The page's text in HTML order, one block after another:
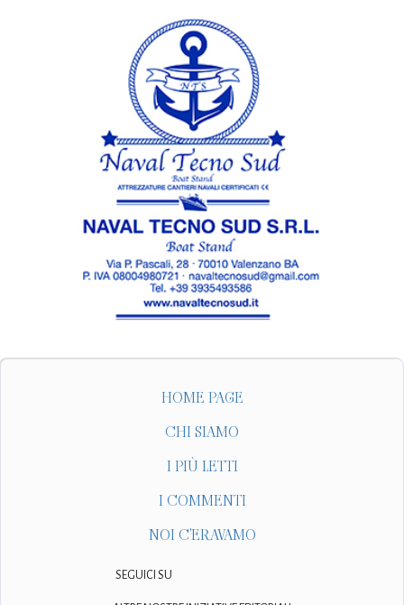
HOME PAGE
CHI SIAMO
I PIÙ LETTI
I COMMENTI
NOI C'ERAVAMO
SEGUICI SU